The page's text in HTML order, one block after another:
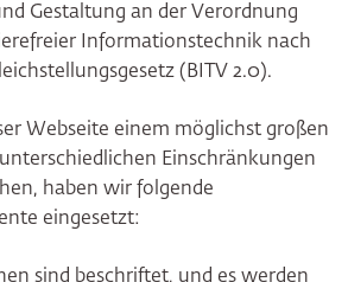
Gestaltung an der Verordnung
Informationstechnik nach
(BITV 2.0).
Webseite einem möglichst großen
Einschränkungen
haben wir folgende
eingesetzt:
sind beschriftet, und es werden